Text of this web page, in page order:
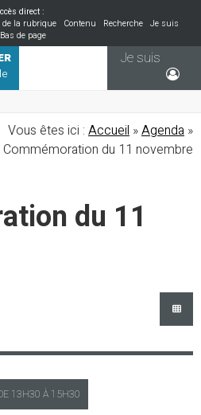
direct :
de la rubrique Contenu Recherche
Je suis
Bas de page
Je suis
Vous êtes ici : Accueil »Agenda »
Commémoration du 11 novembre
du 11
13H30 À 15H30